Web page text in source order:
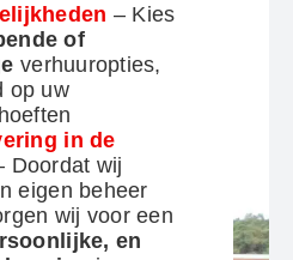
– Kies
of
verhuuropties,
op uw
in de
Doordat wij
eigen beheer
wij voor een
en